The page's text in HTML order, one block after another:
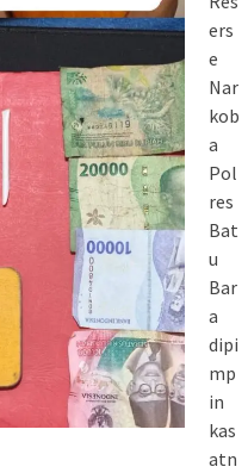
ers
e
Nar
kob
a
Pol
res
Bat
u
Bar
a
dipi
mp
in
kas
atn